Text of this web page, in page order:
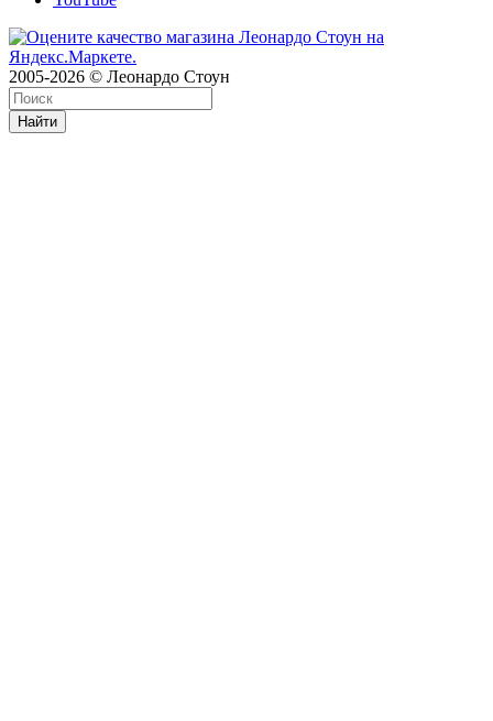
2005-2026 © Леонардо Стоун
Найти